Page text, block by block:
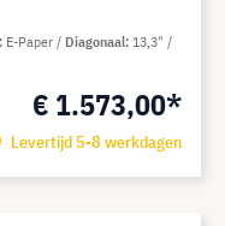
€ 1.573,00*
Levertijd 5-8 werkdagen
E-Paper Diagonaal 13,3"